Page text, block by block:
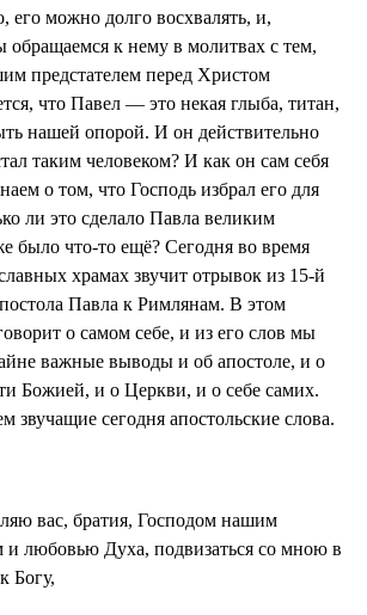
его можно долго восхвалять, и,
обращаемся к нему в молитвах с тем,
предстателем перед Христом
что Павел — это некая глыба, титан,
нашей опорой. И он действительно
таким человеком? И как он сам себя
о том, что Господь избрал его для
ли это сделало Павла великим
было что-то ещё? Сегодня во время
храмах звучит отрывок из 15-й
Павла к Римлянам. В этом
о самом себе, и из его слов мы
важные выводы и об апостоле, и о
Божией, и о Церкви, и о себе самих.
звучащие сегодня апостольские слова.
вас, братия, Господом нашим
любовью Духа, подвизаться со мною в
Богу,